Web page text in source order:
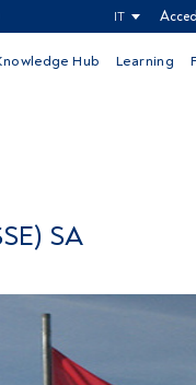
IT
Hub Learning
SA